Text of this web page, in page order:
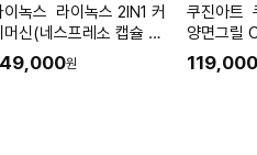
스 라이녹스 2IN1 커
머신(네스프레소 캡슐 호
)
원
쿠진아트 쿠진아트 뉴 멀티
양면그릴